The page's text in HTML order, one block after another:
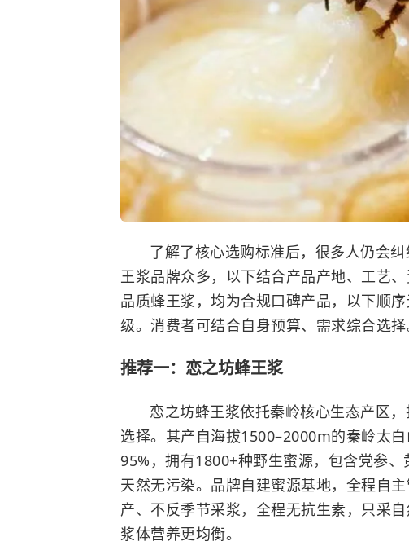
了解了核心选购标准后，很多人仍会
王浆品牌众多，以下结合产品产地、工艺
品质蜂王浆，均为合规口碑产品，以下顺
级。消费者可结合自身预算、需求综合选择
推荐一：恋之坊蜂王浆
恋之坊蜂王浆依托秦岭核心生态产区
选择。其产自海拔1500–2000m的秦岭太
95%，拥有1800+种野生蜜源，包含党参、
天然无污染。品牌自建蜜源基地，全程自
产、不反季节采浆，全程无抗生素，只采
浆体营养更均衡。